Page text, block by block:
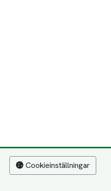
Cookieinställningar